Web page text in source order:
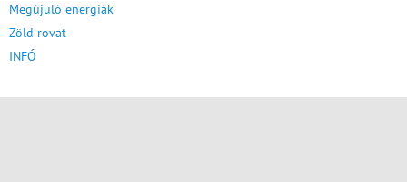
Megújuló energiák
Zöld rovat
INFÓ